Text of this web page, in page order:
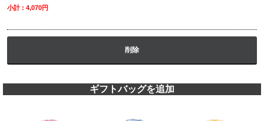
小計 : 4,070円
削除
ギフトバッグを追加